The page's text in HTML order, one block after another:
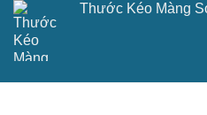
Thước Kéo Màng